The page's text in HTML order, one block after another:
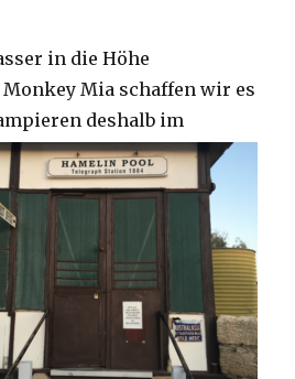
in die Höhe
Monkey Mia schaffen wir es
deshalb im